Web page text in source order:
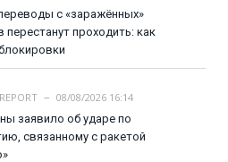
с «заражённых»
перестанут проходить: как
08/08/2026 16:14
заявило об ударе по
связанному с ракетой